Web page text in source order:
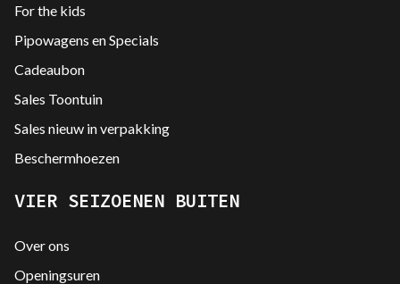
For the kids
Pipowagens en Specials
Cadeaubon
Sales Toontuin
Sales nieuw in verpakking
Beschermhoezen
VIER SEIZOENEN BUITEN
Over ons
Openingsuren